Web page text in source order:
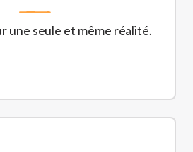
une seule et même réalité.